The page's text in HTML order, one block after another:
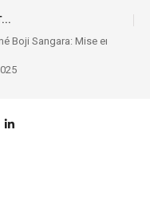
garde contre une manœuvre
et votre propre héritage